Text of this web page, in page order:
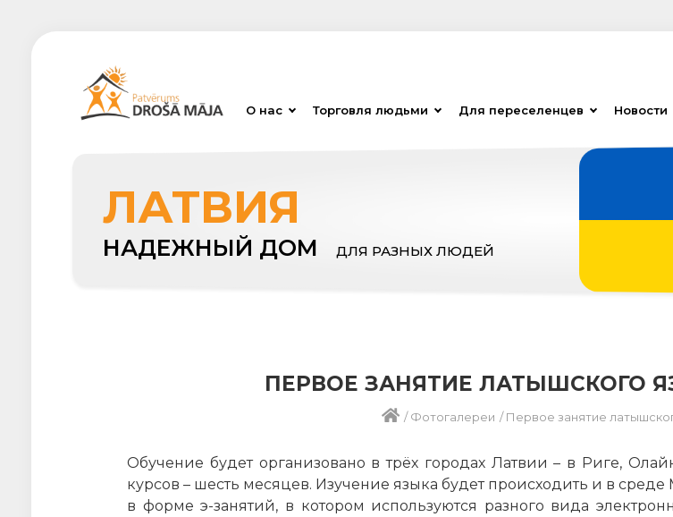
О нас Торговля людьми Для переселенцев Новости
ЛАТВИЯ
НАДЕЖНЫЙ ДОМ ДЛЯ РАЗНЫХ ЛЮДЕЙ
ПЕРВОЕ ЗАНЯТИЕ ЛАТЫШСКОГО
/Фотогалереи /Первое занятие
Обучение будет организовано в трёх городах Латвии – в Риге,
курсов – шесть месяцев. Изучение языка будет происходить и в
в форме э-занятий, в котором используются разного вида